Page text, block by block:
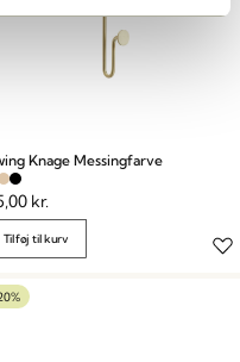
Knage Messingfarve
kr.
Tilføj til kurv